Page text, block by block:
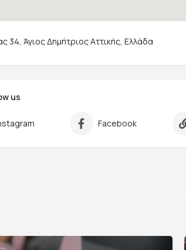
34, Άγιος Δημήτριος Αττικής, Ελλάδα
us
Facebook